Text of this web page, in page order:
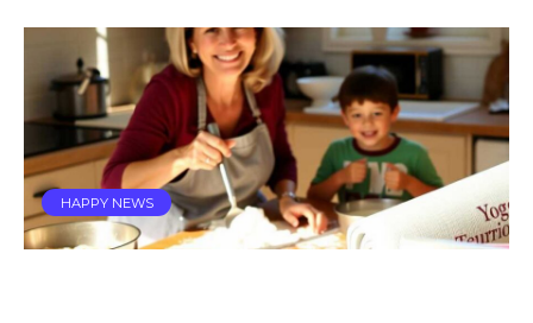
HAPPY NEWS